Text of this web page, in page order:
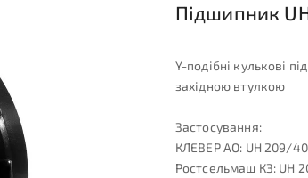
Підшипник
Y-подібні кулькові
західною втулкою
Застосування:
КЛЕВЕР АО: UH 209/40
Ростсельмаш КЗ: UH